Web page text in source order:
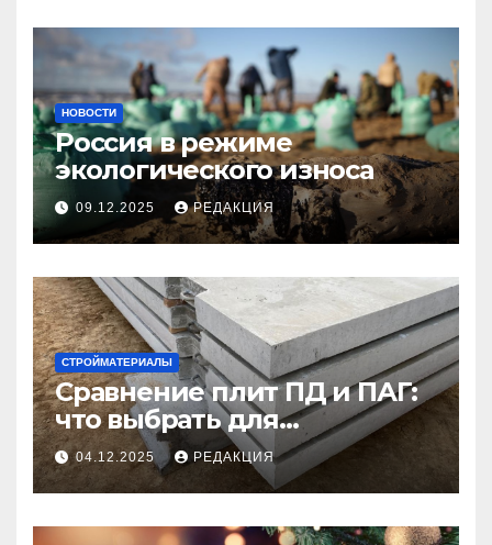
НОВОСТИ
Россия в режиме
экологического износа
09.12.2025 РЕДАКЦИЯ
СТРОЙМАТЕРИАЛЫ
Сравнение плит ПД и ПАГ:
что выбрать для
долговечного и прочного
покрытия
04.12.2025 РЕДАКЦИЯ